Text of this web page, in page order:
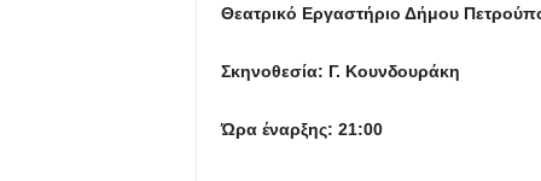
Θεατρικό Εργαστήριο Δήμου
Σκηνοθεσία: Γ. Κουνδουράκη
Ώρα έναρξης: 21:00